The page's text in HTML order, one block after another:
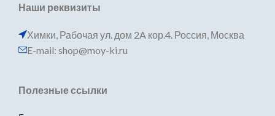
Наши реквизиты
Химки, Рабочая ул. дом 2A кор.4. Россия, Москва
E-mail: shop@moy-ki.ru
Полезные ссылки